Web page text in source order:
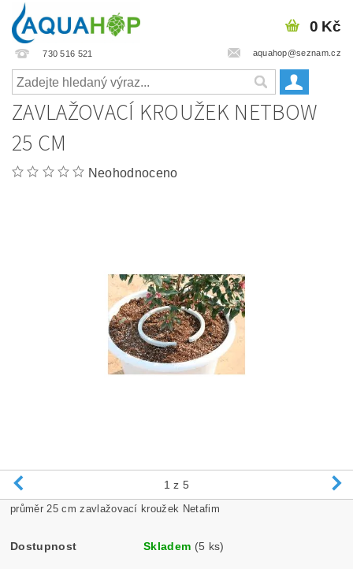
730 516 521 aquahop@seznam.cz
0 Kč
ZAVLAŽOVACÍ KROUŽEK NETBOW
25 CM
Neohodnoceno
1 z 5
průměr 25 cm zavlažovací kroužek Netafim
Dostupnost Skladem (5 ks)